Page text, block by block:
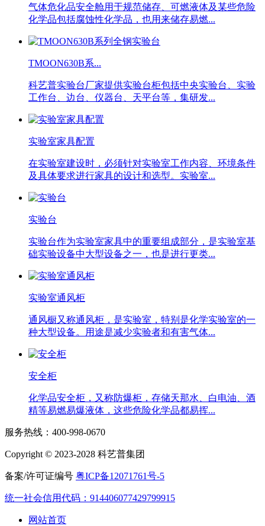
气体危化品安全舱用于规范储存、可燃液体及某些危险
化学品包括腐蚀性化学品，也用来储存易燃...
TMOON630B系...
科艺普实验台厂家提供实验台柜包括中央实验台、实验
工作台、边台、仪器台、天平台等，集研发...
实验室家具配置
在实验室建设时，必须针对实验室工作内容、环境条件
及具体要求进行家具的设计和选型。实验室...
实验台
实验台作为实验室家具中的重要组成部分，是实验室基
础实验设备中大型设备之一，也是进行更类...
实验室通风柜
通风橱又称通风柜，是实验室，特别是化学实验室的一
种大型设备。用途是减少实验者和有害气体...
安全柜
化学品安全柜，又称防爆柜，存储天那水、白电油、酒
精等易燃易爆液体，这些危险化学品都易挥...
服务热线：400-998-0670
Copyright © 2023-2028 科艺普集团
备案/许可证编号 粤ICP备12071761号-5
统一社会信用代码：914406077429799915
网站首页